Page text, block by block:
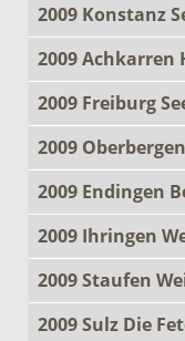
2009 Konstanz
2009 Achkarren
2009 Freiburg
2009
2009 Endingen
2009 Ihringen
2009 Staufen
2009 Sulz Die